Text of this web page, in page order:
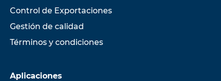
Control de Exportaciones
Gestión de calidad
Términos y condiciones
Aplicaciones